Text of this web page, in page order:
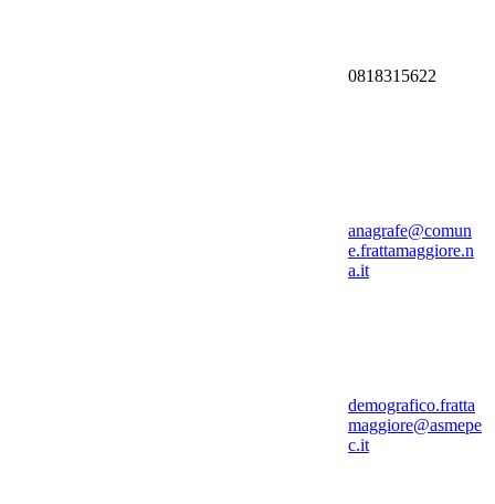
0818315622
anagrafe@comun
e.frattamaggiore.n
a.it
demografico.fratta
maggiore@asmepe
c.it